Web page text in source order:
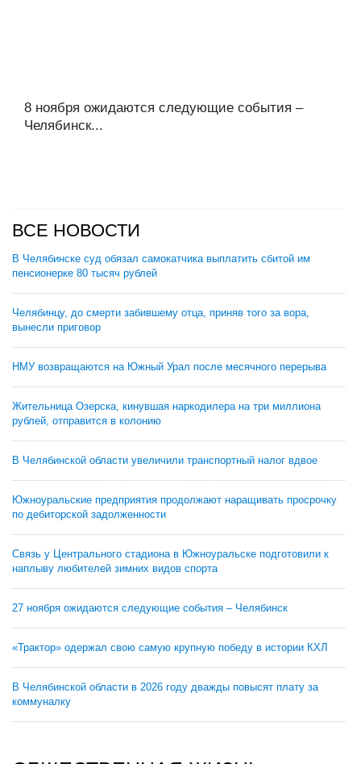
8 ноября ожидаются следующие события –
Челябинск...
ВСЕ НОВОСТИ
В Челябинске суд обязал самокатчика выплатить сбитой им
пенсионерке 80 тысяч рублей
Челябинцу, до смерти забившему отца, приняв того за вора,
вынесли приговор
НМУ возвращаются на Южный Урал после месячного перерыва
Жительница Озерска, кинувшая наркодилера на три миллиона
рублей, отправится в колонию
В Челябинской области увеличили транспортный налог вдвое
Южноуральские предприятия продолжают наращивать просрочку
по дебиторской задолженности
Связь у Центрального стадиона в Южноуральске подготовили к
наплыву любителей зимних видов спорта
27 ноября ожидаются следующие события – Челябинск
«Трактор» одержал свою самую крупную победу в истории КХЛ
В Челябинской области в 2026 году дважды повысят плату за
коммуналку